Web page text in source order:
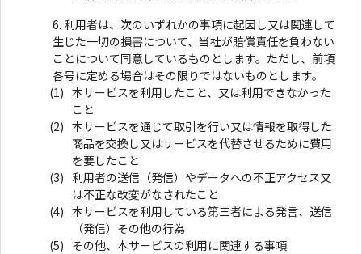
利用者は、次のいずれかの事項に起因し又は関連して
生じた一切の損害について、当社が賠償責任を負わない
ことについて同意しているものとします。ただし、前項
各号に定める場合はその限りではないものとします。
本サービスを利用したこと、又は利用できなかった
こと
本サービスを通じて取引を行い又は情報を取得した
商品を交換し又はサービスを代替させるために費用
を要したこと
利用者の送信（発信）やデータへの不正アクセス又
は不正な改変がなされたこと
本サービスを利用している第三者による発言、送信
（発信）その他の行為
その他、本サービスの利用に関連する事項